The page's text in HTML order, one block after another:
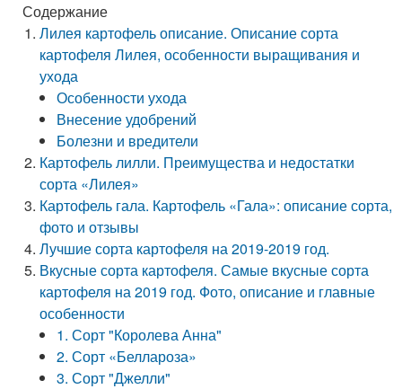
Содержание
Лилея картофель описание. Описание сорта
картофеля Лилея, особенности выращивания и
ухода
Особенности ухода
Внесение удобрений
Болезни и вредители
Картофель лилли. Преимущества и недостатки
сорта «Лилея»
Картофель гала. Картофель «Гала»: описание сорта,
фото и отзывы
Лучшие сорта картофеля на 2019-2019 год.
Вкусные сорта картофеля. Самые вкусные сорта
картофеля на 2019 год. Фото, описание и главные
особенности
1. Сорт "Королева Анна"
2. Сорт «Беллароза»
3. Сорт "Джелли"